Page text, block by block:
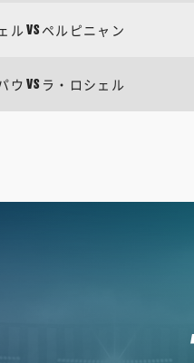
ルVS ペルピニャン
ウ VS ラ・ロシェル